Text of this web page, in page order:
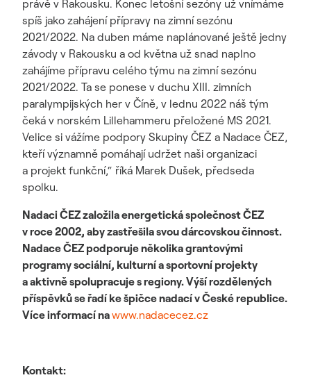
právě v Rakousku. Konec letošní sezóny už vnímáme
spíš jako zahájení přípravy na zimní sezónu
2021/2022. Na duben máme naplánované ještě jedny
závody v Rakousku a od května už snad naplno
zahájíme přípravu celého týmu na zimní sezónu
2021/2022. Ta se ponese v duchu XIII. zimních
paralympijských her v Číně, v lednu 2022 náš tým
čeká v norském Lillehammeru přeložené MS 2021.
Velice si vážíme podpory Skupiny ČEZ a Nadace ČEZ,
kteří významně pomáhají udržet naši organizaci
a projekt funkční,“ říká Marek Dušek, předseda
spolku.
Nadaci ČEZ založila energetická společnost ČEZ
v roce 2002, aby zastřešila svou dárcovskou činnost.
Nadace ČEZ podporuje několika grantovými
programy sociální, kulturní a sportovní projekty
a aktivně spolupracuje s regiony. Výší rozdělených
příspěvků se řadí ke špičce nadací v České republice.
Více informací nawww.nadacecez.cz
Kontakt: